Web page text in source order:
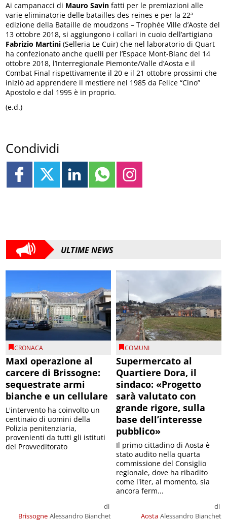
Ai campanacci di Mauro Savin fatti per le premiazioni alle
varie eliminatorie delle batailles des reines e per la 22ª
edizione della Bataille de moudzons – Trophée Ville d’Aoste del
13 ottobre 2018, si aggiungono i collari in cuoio dell’artigiano
Fabrizio Martini (Selleria Le Cuir) che nel laboratorio di Quart
ha confezionato anche quelli per l’Espace Mont-Blanc del 14
ottobre 2018, l’Interregionale Piemonte/Valle d’Aosta e il
Combat Final rispettivamente il 20 e il 21 ottobre prossimi che
iniziò ad apprendere il mestiere nel 1985 da Felice “Cino”
Apostolo e dal 1995 è in proprio.
(e.d.)
Condividi
ULTIME NEWS
CRONACA
Maxi operazione al
carcere di Brissogne:
sequestrate armi
bianche e un cellulare
Brissogne
di
Alessandro Bianchet
L'intervento ha coinvolto un
centinaio di uomini della
Polizia penitenziaria,
provenienti da tutti gli istituti
del Provveditorato
COMUNI
Supermercato al
Quartiere Dora, il
sindaco: «Progetto
sarà valutato con
grande rigore, sulla
base dell’interesse
pubblico»
Aosta
di
Alessandro Bianchet
Il primo cittadino di Aosta è
stato audito nella quarta
commissione del Consiglio
regionale, dove ha ribadito
come l'iter, al momento, sia
ancora ferm...